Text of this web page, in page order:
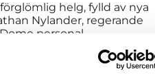
helg, fylld av nya
Nylander, regerande
personal.
cykel ramper,
anläggningens uthyrning